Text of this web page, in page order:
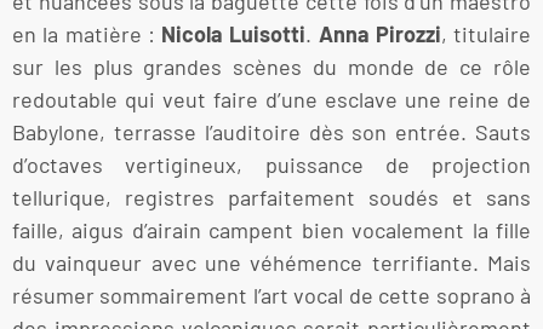
en la matière : Nicola Luisotti. Anna Pirozzi, titulaire
sur les plus grandes scènes du monde de ce rôle
redoutable qui veut faire d’une esclave une reine de
Babylone, terrasse l’auditoire dès son entrée. Sauts
d’octaves vertigineux, puissance de projection
tellurique, registres parfaitement soudés et sans
faille, aigus d’airain campent bien vocalement la fille
du vainqueur avec une véhémence terrifiante. Mais
résumer sommairement l’art vocal de cette soprano à